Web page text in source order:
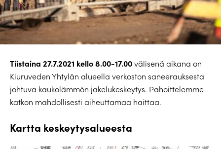
Tiistaina 27.7.2021 kello 8.00-17.00välisenä aikana on
Kiuruveden Yhtylän alueella verkoston saneerauksesta
johtuva kaukolämmön jakelukeskeytys. Pahoittelemme
katkon mahdollisesti aiheuttamaa haittaa.
Kartta keskeytysalueesta